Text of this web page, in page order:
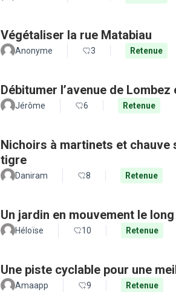
Végétaliser la rue Matabiau
Anonyme 3 Retenue
Débitumer l’avenue de
Jérôme 6 Retenue
Nichoirs à martinets et chauve
tigre
Daniram 8 Retenue
Un jardin en mouvement le
Héloïse 10 Retenue
Une piste cyclable pour une
Amaapp 9 Retenue